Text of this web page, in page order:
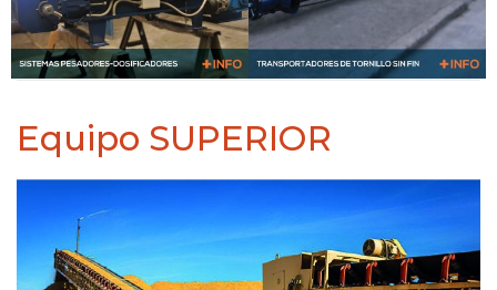
Equipo SUPERIOR